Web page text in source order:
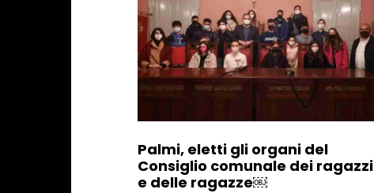
Palmi, eletti gli organi del
Consiglio comunale dei ragazzi
e delle ragazze￼